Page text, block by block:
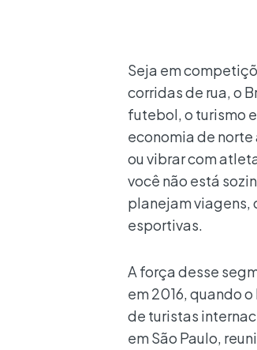
Seja em
corridas de rua, o
futebol, o turismo
economia de norte
ou vibrar com
você não está
planejam viagens,
esportivas.
A força desse
em 2016, quando
de turistas
em São Paulo,